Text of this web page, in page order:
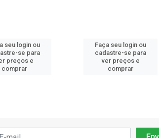
seu login ou
se para
preços e
comprar
Faça seu login ou
cadastre-se para
ver preços e
comprar